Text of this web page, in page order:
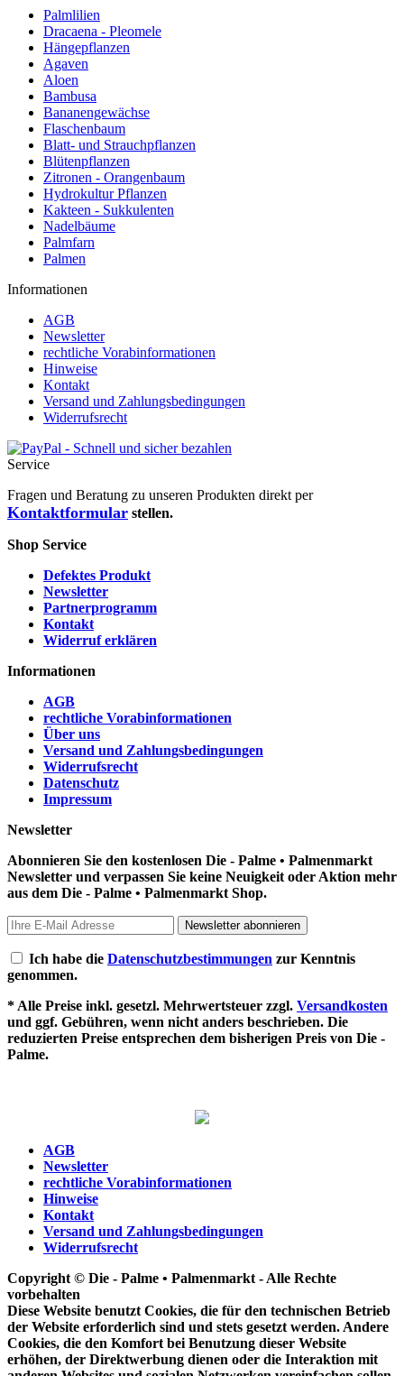
Palmlilien
Dracaena - Pleomele
Hängepflanzen
Agaven
Aloen
Bambusa
Bananengewächse
Flaschenbaum
Blatt- und Strauchpflanzen
Blütenpflanzen
Zitronen - Orangenbaum
Hydrokultur Pflanzen
Kakteen - Sukkulenten
Nadelbäume
Palmfarn
Palmen
Informationen
AGB
Newsletter
rechtliche Vorabinformationen
Hinweise
Kontakt
Versand und Zahlungsbedingungen
Widerrufsrecht
Service
Fragen und Beratung zu unseren Produkten direkt per
Kontaktformular stellen.
Shop Service
Defektes Produkt
Newsletter
Partnerprogramm
Kontakt
Widerruf erklären
Informationen
AGB
rechtliche Vorabinformationen
Über uns
Versand und Zahlungsbedingungen
Widerrufsrecht
Datenschutz
Impressum
Newsletter
Abonnieren Sie den kostenlosen Die - Palme • Palmenmarkt
Newsletter und verpassen Sie keine Neuigkeit oder Aktion mehr
aus dem Die - Palme • Palmenmarkt Shop.
Newsletter abonnieren
Ich habe die Datenschutzbestimmungen zur Kenntnis
genommen.
* Alle Preise inkl. gesetzl. Mehrwertsteuer zzgl. Versandkosten
und ggf. Gebühren, wenn nicht anders beschrieben. Die
reduzierten Preise entsprechen dem bisherigen Preis von Die -
Palme.
AGB
Newsletter
rechtliche Vorabinformationen
Hinweise
Kontakt
Versand und Zahlungsbedingungen
Widerrufsrecht
Copyright © Die - Palme • Palmenmarkt - Alle Rechte
vorbehalten
Diese Website benutzt Cookies, die für den technischen Betrieb
der Website erforderlich sind und stets gesetzt werden. Andere
Cookies, die den Komfort bei Benutzung dieser Website
erhöhen, der Direktwerbung dienen oder die Interaktion mit